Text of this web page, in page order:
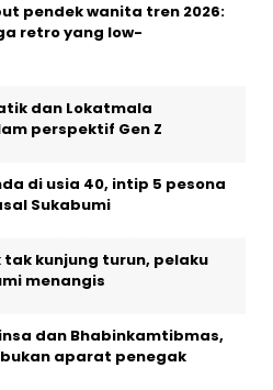
pendek wanita tren 2026:
retro yang low-
dan Lokatmala
perspektif Gen Z
di usia 40, intip 5 pesona
Sukabumi
kunjung turun, pelaku
menangis
dan Bhabinkamtibmas,
bukan aparat penegak